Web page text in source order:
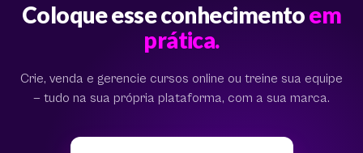
Coloque esse conhecimentoem
prática.
Crie, venda e gerencie cursos online ou treine sua equipe
— tudo na sua própria plataforma, com a sua marca.